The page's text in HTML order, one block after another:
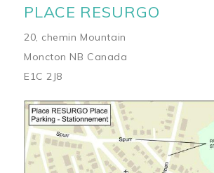
PLACE RESURGO
20, chemin Mountain
Moncton NB Canada
E1C 2J8